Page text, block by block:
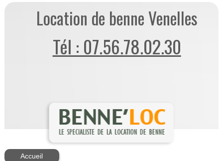
Location de benne Venelles
Tél : 07.56.78.02.30
Accueil